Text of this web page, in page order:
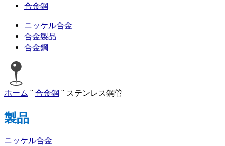
合金鋼
ニッケル合金
合金製品
合金鋼
ホーム " 合金鋼 " ステンレス鋼管
製品
ニッケル合金